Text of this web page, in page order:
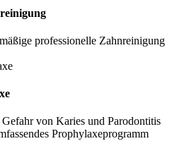
professionelle Zahnreinigung
von Karies und Parodontitis
Prophylaxeprogramm